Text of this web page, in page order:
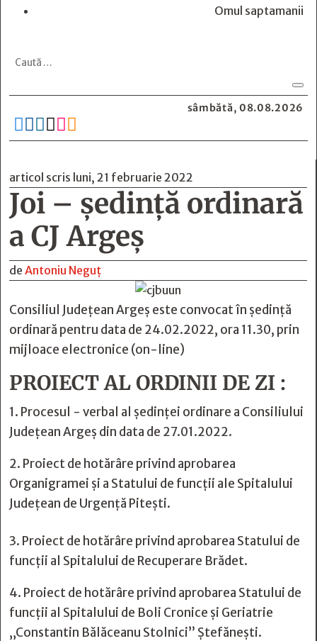
Omul saptamanii
sâmbătă, 08.08.2026
     
articol scris luni, 21 februarie 2022
Joi – ședință ordinară
a CJ Argeș
de Antoniu Neguț
Consiliul Judeţean Argeş este convocat în şedinţă
ordinară pentru data de 24.02.2022, ora 11.30, prin
mijloace electronice (on-line)
PROIECT AL ORDINII DE ZI :
1. Procesul - verbal al şedinţei ordinare a Consiliului
Judeţean Argeş din data de 27.01.2022.
2. Proiect de hotărâre privind aprobarea
Organigramei și a Statului de funcții ale Spitalului
Județean de Urgență Pitești.
3. Proiect de hotărâre privind aprobarea Statului de
funcții al Spitalului de Recuperare Brădet.
4. Proiect de hotărâre privind aprobarea Statului de
funcții al Spitalului de Boli Cronice și Geriatrie
„Constantin Bălăceanu Stolnici” Ștefănești.